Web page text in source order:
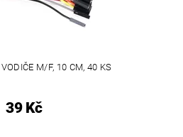
M/F, 10 CM, 40 KS
39 Kč